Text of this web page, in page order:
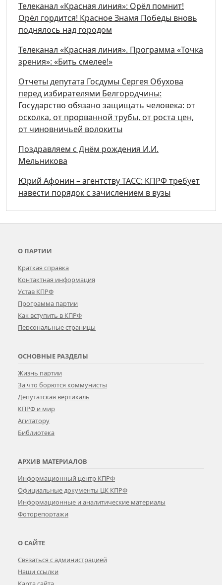
Телеканал «Красная линия»: Орёл помнит!
Орёл гордится! Красное Знамя Победы вновь
поднялось над городом
Телеканал «Красная линия». Программа «Точка
зрения»: «Бить смелее!»
Отчеты депутата Госдумы Сергея Обухова
перед избирателями Белгородчины:
Государство обязано защищать человека: от
осколка, от прорванной трубы, от роста цен,
от чиновничьей волокиты
Поздравляем с Днём рождения И.И.
Мельникова
Юрий Афонин – агентству ТАСС: КПРФ требует
навести порядок с зачислением в вузы
О ПАРТИИ
Краткая справка
Контактная информация
Устав КПРФ
Программа партии
Как вступить в КПРФ
Персональные страницы
ОСНОВНЫЕ РАЗДЕЛЫ
Жизнь партии
За что борются коммунисты
Депутатская вертикаль
КПРФ и мир
Агитатору
Библиотека
АРХИВ МАТЕРИАЛОВ
Информационный центр КПРФ
Официальные документы ЦК КПРФ
Информационные и аналитические материалы
Фоторепортажи
О САЙТЕ
Связаться с администрацией
Наши ссылки